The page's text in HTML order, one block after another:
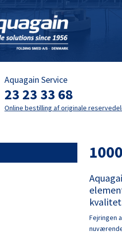
Aquagain Service
23 23 33 68
Online bestilling af originale
Fejringen